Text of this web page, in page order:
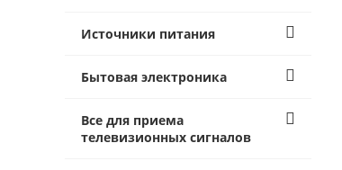
Источники питания
Бытовая электроника
Все для приема
телевизионных сигналов